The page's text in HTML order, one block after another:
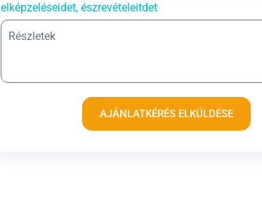
elképzeléseidet, észrevételeitdet
AJÁNLATKÉRÉS ELKÜLDÉSE